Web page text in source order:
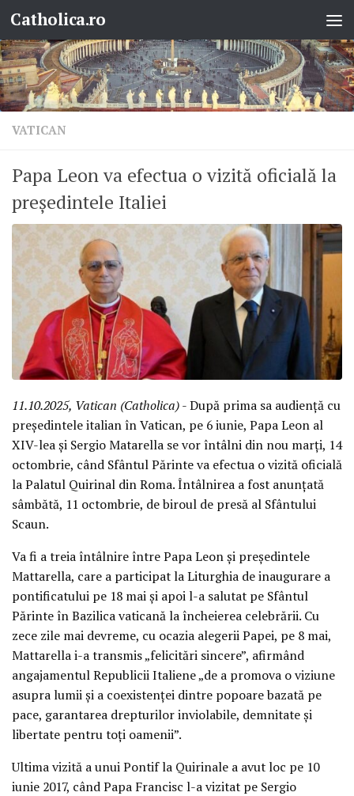
Skip to content
Catholica.ro
VATICAN
Papa Leon va efectua o vizită oficială la
președintele Italiei
11.10.2025, Vatican (Catholica)- După prima sa audiență cu
președintele italian în Vatican, pe 6 iunie, Papa Leon al
XIV-lea și Sergio Matarella se vor întâlni din nou marți, 14
octombrie, când Sfântul Părinte va efectua o vizită oficială
la Palatul Quirinal din Roma. Întâlnirea a fost anunțată
sâmbătă, 11 octombrie, de biroul de presă al Sfântului
Scaun.
Va fi a treia întâlnire între Papa Leon și președintele
Mattarella, care a participat la Liturghia de inaugurare a
pontificatului pe 18 mai și apoi l-a salutat pe Sfântul
Părinte în Bazilica vaticană la încheierea celebrării. Cu
zece zile mai devreme, cu ocazia alegerii Papei, pe 8 mai,
Mattarella i-a transmis „felicitări sincere”, afirmând
angajamentul Republicii Italiene „de a promova o viziune
asupra lumii și a coexistenței dintre popoare bazată pe
pace, garantarea drepturilor inviolabile, demnitate și
libertate pentru toți oamenii”.
Ultima vizită a unui Pontif la Quirinale a avut loc pe 10
iunie 2017, când Papa Francisc l-a vizitat pe Sergio